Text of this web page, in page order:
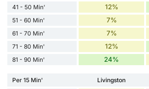
41 - 50 Min' 12%
51 - 60 Min' 7%
61 - 70 Min' 7%
71 - 80 Min' 12%
81 - 90 Min' 24%
Per 15 Min' Livingston